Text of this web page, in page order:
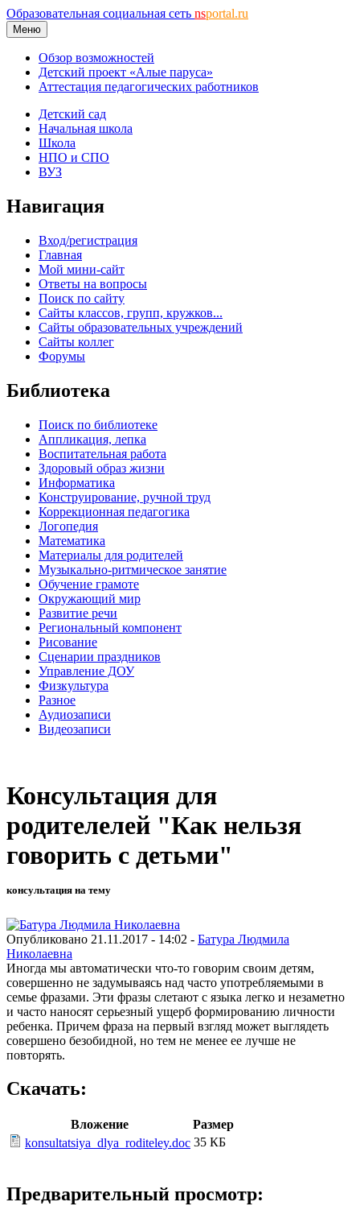
Образовательная социальная сеть nsportal.ru
Меню
Обзор возможностей
Детский проект «Алые паруса»
Аттестация педагогических работников
Детский сад
Начальная школа
Школа
НПО и СПО
ВУЗ
Навигация
Вход/регистрация
Главная
Мой мини-сайт
Ответы на вопросы
Поиск по сайту
Сайты классов, групп, кружков...
Сайты образовательных учреждений
Сайты коллег
Форумы
Библиотека
Поиск по библиотеке
Аппликация, лепка
Воспитательная работа
Здоровый образ жизни
Информатика
Конструирование, ручной труд
Коррекционная педагогика
Логопедия
Математика
Материалы для родителей
Музыкально-ритмическое занятие
Обучение грамоте
Окружающий мир
Развитие речи
Региональный компонент
Рисование
Сценарии праздников
Управление ДОУ
Физкультура
Разное
Аудиозаписи
Видеозаписи
Консультация для
родителелей "Как нельзя
говорить с детьми"
консультация на тему
Опубликовано 21.11.2017 - 14:02 - Батура Людмила
Николаевна
Иногда мы автоматически что-то говорим своим детям,
совершенно не задумываясь над часто употребляемыми в
семье фразами. Эти фразы слетают с языка легко и незаметно
и часто наносят серьезный ущерб формированию личности
ребенка. Причем фраза на первый взгляд может выглядеть
совершено безобидной, но тем не менее ее лучше не
повторять.
Скачать:
Вложение
Размер
konsultatsiya_dlya_roditeley.doc 35 КБ
Предварительный просмотр: